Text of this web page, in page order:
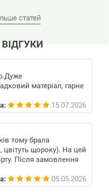
статей
матеріал, гарне
15.07.2026
тому брала
цвітуть щороку). На цей
Після замовлення
05.05.2026